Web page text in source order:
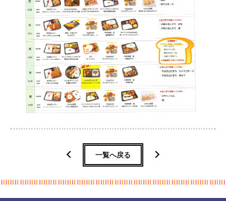
一覧へ戻る